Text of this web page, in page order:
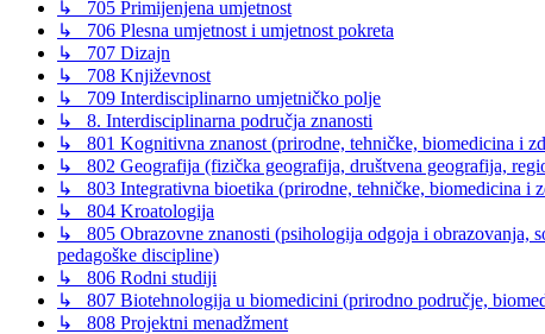
↳ 705 Primijenjena umjetnost
↳ 706 Plesna umjetnost i umjetnost pokreta
↳ 707 Dizajn
↳ 708 Književnost
↳ 709 Interdisciplinarno umjetničko polje
↳ 8. Interdisciplinarna područja znanosti
↳ 801 Kognitivna znanost (prirodne, tehničke, biomedicina i
↳ 802 Geografija (fizička geografija, društvena geografija,
↳ 803 Integrativna bioetika (prirodne, tehničke, biomedicina i
↳ 804 Kroatologija
↳ 805 Obrazovne znanosti (psihologija odgoja i obrazovanja,
pedagoške discipline)
↳ 806 Rodni studiji
↳ 807 Biotehnologija u biomedicini (prirodno područje,
↳ 808 Projektni menadžment